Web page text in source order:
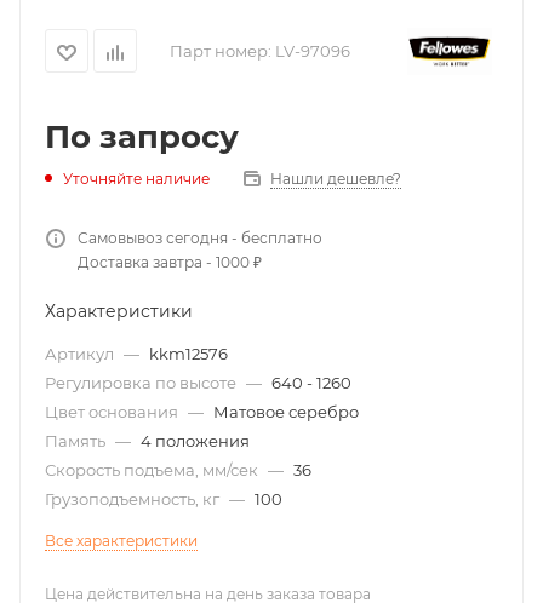
Парт номер: LV-97096
По запросу
Уточняйте наличие Нашли дешевле?
Самовывоз сегодня - бесплатно
Доставка завтра - 1000 ₽
Характеристики
Артикул — kkm12576
Регулировка по высоте — 640 - 1260
Цвет основания — Матовое серебро
Память — 4 положения
Скорость подъема, мм/сек — 36
Грузоподъемность, кг — 100
Все характеристики
Цена действительна на день заказа товара